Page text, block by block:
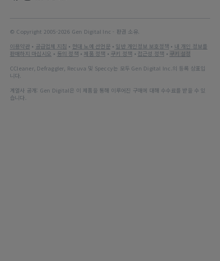
© Copyright 2005-2026 Gen Digital Inc - 판권 소유.
이용약관• 공급업체 지침 • 현대 노예 선언문• 일반 개인정보 보호정책 • 내 개인 정보를
판매하지 마십시오 • 동의 정책• 제품 정책 • 쿠키 정책 • 접근성 정책 • 쿠키 설정
CCleaner, Defraggler, Recuva 및 Speccy는 모두 Gen Digital Inc.의 등록 상표입
니다.
계열사 공개: Gen Digital은 이 제품을 통해 이루어진 구매에 대해 수수료를 받을 수 있
습니다.